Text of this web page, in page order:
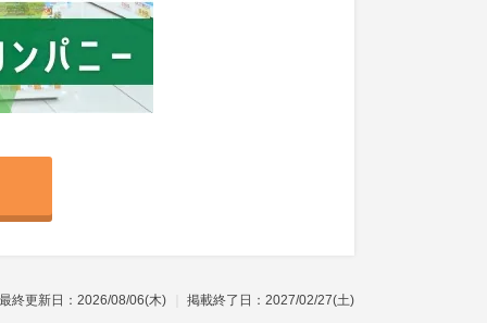
最終更新日：2026/08/06(木) 掲載終了日：2027/02/27(土)